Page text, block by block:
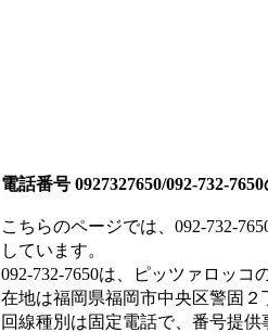
電話番号 0927327650/092-732-7650
こちらのページでは、 092-732-
しています。
092-732-7650は、 ピッツァロッコ
在地は福岡県福岡市中央区警固２
回線種別は固定電話で、番号提供